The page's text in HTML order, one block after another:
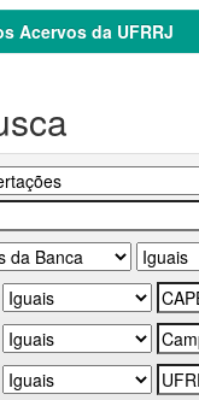
Acervos da UFRRJ